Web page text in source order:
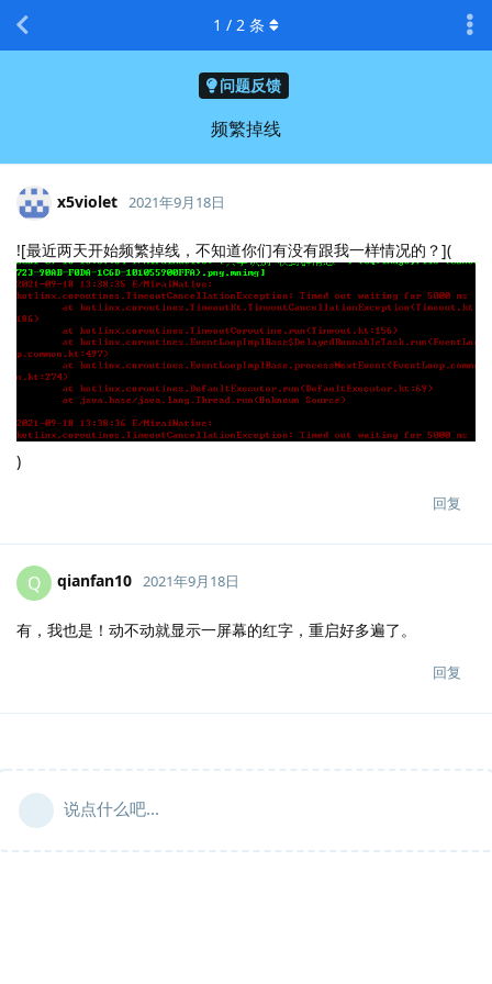
问题反馈
频繁掉线
1 / 2 条
x5violet 2021年9月18日
![最近两天开始频繁掉线，不知道你们有没有跟我一样情况的？](
)
回复
Q qianfan10 2021年9月18日
有，我也是！动不动就显示一屏幕的红字，重启好多遍了。
回复
说点什么吧...